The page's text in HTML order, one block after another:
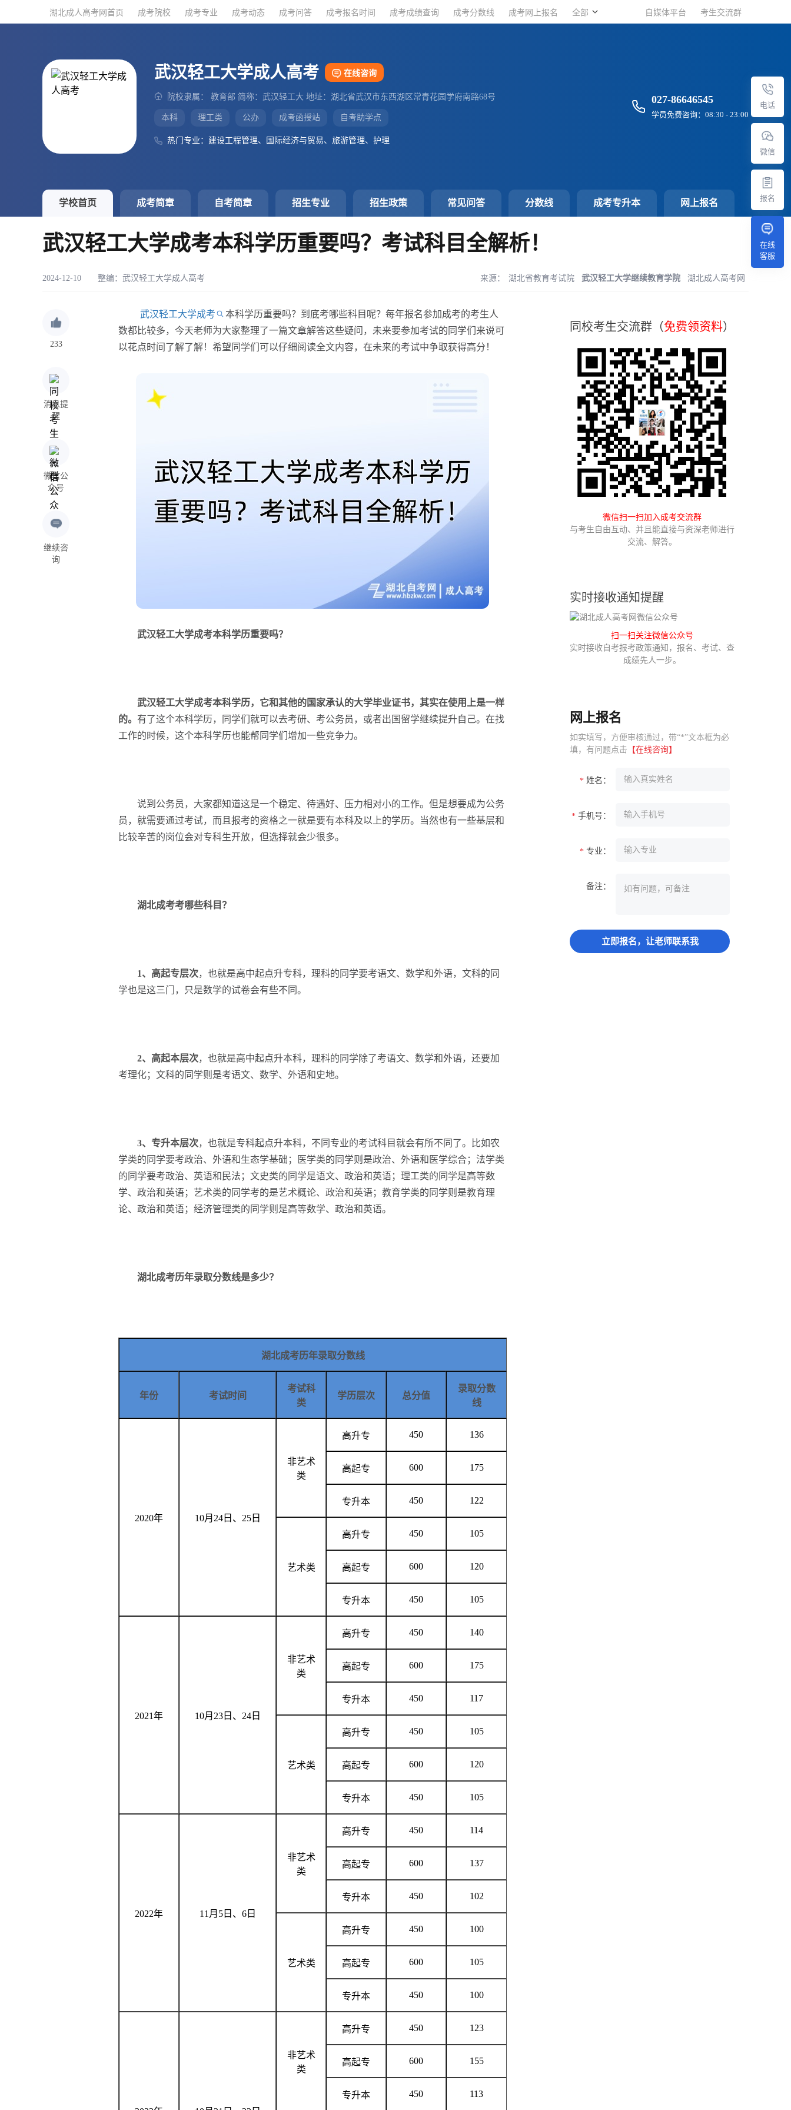
湖北成人高考网首页 成考院校 成考专业 成考动态 成考问答 成考报名时间 成考成绩查询 成考分数线 成考网上报名 全部 自媒体平台 考生交流群
武汉轻工大学成人高考 在线咨询
院校隶属： 教育部 简称：武汉轻工大 地址：湖北省武汉市东西湖区常青花园学府南路68号
本科 理工类 公办 成考函授站 自考助学点
热门专业：建设工程管理、国际经济与贸易、旅游管理、护理
027-86646545
学员免费咨询：08:30 - 23:00
学校首页 成考简章 自考简章 招生专业 招生政策 常见问答 分数线 成考专升本 网上报名
电话
微信
报名
在线
客服
武汉轻工大学成考本科学历重要吗？考试科目全解析！
2024-12-10 整编： 武汉轻工大学成人高考 来源： 湖北省教育考试院 武汉轻工大学继续教育学院 湖北成人高考网
233
消息提
醒
微信公
众号
继续咨
询
武汉轻工大学成考
本科学历重要吗？到底考哪些科目呢？每年报名参加成考的考生人
数都比较多，今天老师为大家整理了一篇文章解答这些疑问，未来要参加考试的同学们来说可
以花点时间了解了解！希望同学们可以仔细阅读全文内容，在未来的考试中争取获得高分！
武汉轻工大学成考本科学历重要吗？
武汉轻工大学成考本科学历，它和其他的国家承认的大学毕业证书，其实在使用上是一样
的。 有了这个本科学历，同学们就可以去考研、考公务员，或者出国留学继续提升自己。在找
工作的时候，这个本科学历也能帮同学们增加一些竞争力。
说到公务员，大家都知道这是一个稳定、待遇好、压力相对小的工作。但是想要成为公务
员，就需要通过考试，而且报考的资格之一就是要有本科及以上的学历。当然也有一些基层和
比较辛苦的岗位会对专科生开放，但选择就会少很多。
湖北成考考哪些科目？
1、高起专层次，也就是高中起点升专科，理科的同学要考语文、数学和外语，文科的同
学也是这三门，只是数学的试卷会有些不同。
2、高起本层次，也就是高中起点升本科，理科的同学除了考语文、数学和外语，还要加
考理化；文科的同学则是考语文、数学、外语和史地。
3、专升本层次，也就是专科起点升本科，不同专业的考试科目就会有所不同了。比如农
学类的同学要考政治、外语和生态学基础；医学类的同学则是政治、外语和医学综合；法学类
的同学要考政治、英语和民法；文史类的同学是语文、政治和英语；理工类的同学是高等数
学、政治和英语；艺术类的同学考的是艺术概论、政治和英语；教育学类的同学则是教育理
论、政治和英语；经济管理类的同学则是高等数学、政治和英语。
湖北成考历年录取分数线是多少？
湖北成考历年录取分数线
年份 考试时间
考试科
类
学历层次 总分值
录取分数
线
2020年 10月 24日、 25日
非艺术
类
高升专 450 136
高起专 600 175
专升本 450 122
艺术类
高升专 450 105
高起专 600 120
专升本 450 105
2021年 10月 23日、 24日
非艺术
类
高升专 450 140
高起专 600 175
专升本 450 117
艺术类
高升专 450 105
高起专 600 120
专升本 450 105
2022年 11 月 5日、 6日
非艺术
类
高升专 450 114
高起专 600 137
专升本 450 102
艺术类
高升专 450 100
高起专 600 105
专升本 450 100
非艺术
类
高升专 450 123
高起专 600 155
专升本 450 113
同校考生交流群（免费领资料）
微信扫一扫加入成考交流群
与考生自由互动、并且能直接与资深老师进行
交流、解答。
湖北成人高考网首页 成考院校 成考专业 成考动态 成考问答 成考报名时间 成考成绩查询 成考分数线 成考网上报名 全部 自媒体平台 考生交流群
实时接收通知提醒
扫一扫关注微信公众号
实时接收自考报考政策通知，报名、考试、查
成绩先人一步。
网上报名
如实填写，方便审核通过，带“*”文本框为必
填，有问题点击 【在线咨询】
* 姓名：
* 手机号：
* 专业：
备注：